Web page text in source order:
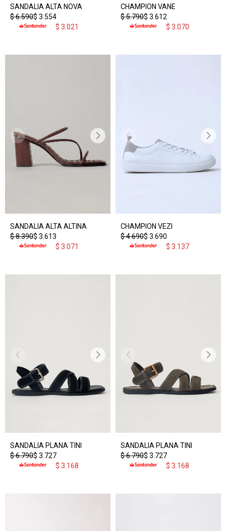
SANDALIA ALTA NOVA
$ 3.554
$6.590
$ 3.021
CHAMPION VANE
$ 3.612
$5.790
$ 3.070
SANDALIA ALTA ALTINA
$ 3.613
$8.390
$ 3.071
CHAMPION VEZI
$ 3.690
$4.690
$ 3.137
SANDALIA PLANA TINI
$ 3.727
$6.790
$ 3.168
SANDALIA PLANA TINI
$ 3.727
$6.790
$ 3.168